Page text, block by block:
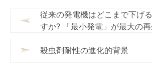
従来の発電機はどこまで下げ
すか? 「最小発電」が最大の
殺虫剤耐性の進化的背景